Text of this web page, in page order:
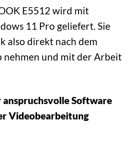
E5512 wird mit
11 Pro geliefert. Sie
also direkt nach dem
nehmen und mit der Arbeit
Software
Videobearbeitung